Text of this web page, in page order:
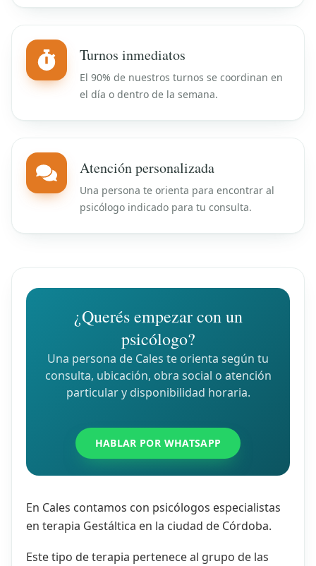
Turnos inmediatos
El 90% de nuestros turnos se coordinan en
el día o dentro de la semana.
Atención personalizada
Una persona te orienta para encontrar al
psicólogo indicado para tu consulta.
¿Querés empezar con un
psicólogo?
Una persona de Cales te orienta según tu
consulta, ubicación, obra social o atención
particular y disponibilidad horaria.
HABLAR POR WHATSAPP
En Cales contamos con psicólogos especialistas
en terapia Gestáltica en la ciudad de Córdoba.
Este tipo de terapia pertenece al grupo de las